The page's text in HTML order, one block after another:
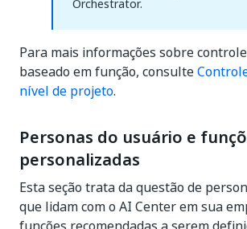
Orchestrator.
Para mais informações sobre
baseado em função, consulte
nível de projeto.
Personas do usuário e
personalizadas
Esta seção trata da questão de
que lidam com o AI Center em sua